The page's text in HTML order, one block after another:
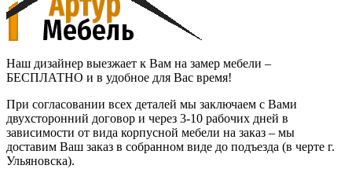
Наш дизайнер выезжает к Вам на замер мебели –
БЕСПЛАТНО и в удобное для Вас время!
При согласовании всех деталей мы заключаем с Вами
двухсторонний договор и через 3-10 рабочих дней в
зависимости от вида корпусной мебели на заказ – мы
доставим Ваш заказ в собранном виде до подъезда (в черте г.
Ульяновска).